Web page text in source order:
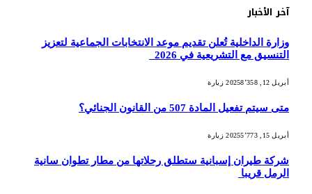
آخر الأخبار
وزارة الداخلية تُعلن تقديم موعد الانتخابات الجماعية لتعزيز
التنسيق مع التشريعية في 2026
أبريل 12, 2025 8٬358 زيارة
متى سيتم تفعيل المادة 507 من القانون الجنائي؟
أبريل 15, 2025 5٬773 زيارة
شركة طيران إسبانية ستطلق رحلاتها من مطار تطوان سانية
الرمل قريبا